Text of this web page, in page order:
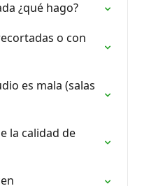
¿qué hago?
o con
es mala (salas
la calidad de